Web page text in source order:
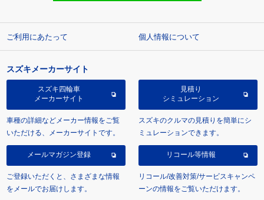
ご利用にあたって 個人情報について
スズキメーカーサイト
スズキ四輪車
メーカーサイト
車種の詳細などメーカー情報をご覧
いただける、メーカーサイトです。
見積り
シミュレーション
スズキのクルマの見積りを簡単にシ
ミュレーションできます。
メールマガジン登録
ご登録いただくと、さまざまな情報
をメールでお届けします。
リコール等情報
リコール/改善対策/サービスキャンペ
ーンの情報をご覧いただけます。